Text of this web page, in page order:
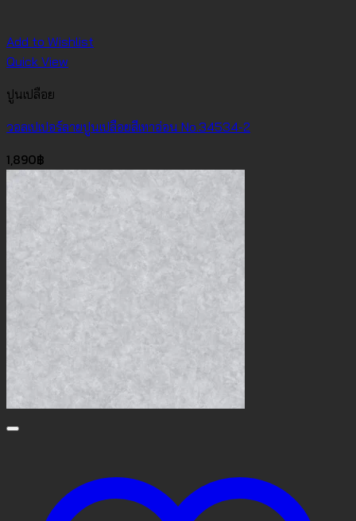
Add to Wishlist
Quick View
ปูนเปลือย
วอลเปเปอร์ลายปูนเปลือยสีเทาอ่อน No.34534-2
1,890฿